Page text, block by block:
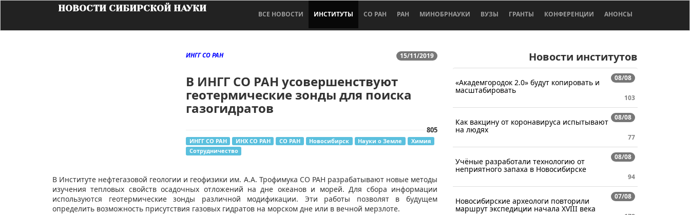
НОВОСТИ СИБИРСКОЙ НАУКИ
ВСЕ НОВОСТИ ИНСТИТУТЫ СО РАН РАН МИНОБРНАУКИ ВУЗЫ ГРАНТЫ КОНФЕРЕНЦИИ АНОНСЫ
15/11/2019
ИНГГ СО РАН
В ИНГГ СО РАН усовершенствуют
геотермические зонды для поиска
газогидратов
805
ИНГГ СО РАН ИНХ СО РАН СО РАН Новосибирск Науки о Земле
Химия
Сотрудничество
В Институте нефтегазовой геологии и геофизики им. А.А. Трофимука СО РАН разрабатывают новые методы
изучения тепловых свойств осадочных отложений на дне океанов и морей. Для сбора информации
используются геотермические зонды различной модификации. Эти работы позволят в будущем
определить возможность присутствия газовых гидратов на морском дне или в вечной мерзлоте.
Новости институтов
08/08
«Академгородок 2.0» будут копировать и
масштабировать
103
08/08
Как вакцину от коронавируса испытывают
на людях
77
08/08
Учёные разработали технологию от
неприятного запаха в Новосибирске
94
07/08
Новосибирские археологи повторили
маршрут экспедиции начала XVIII века